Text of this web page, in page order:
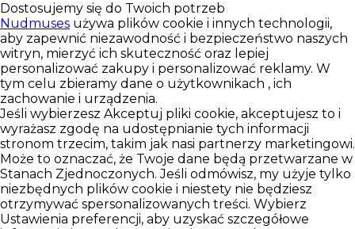
Dostosujemy się do Twoich potrzeb
Nudmuses używa plików cookie i innych technologii,
aby zapewnić niezawodność i bezpieczeństwo naszych
witryn, mierzyć ich skuteczność oraz lepiej
personalizować zakupy i personalizować reklamy. W
tym celu zbieramy dane o użytkownikach , ich
zachowanie i urządzenia.
Jeśli wybierzesz Akceptuj pliki cookie, akceptujesz to i
wyrażasz zgodę na udostępnianie tych informacji
stronom trzecim, takim jak nasi partnerzy marketingowi.
Może to oznaczać, że Twoje dane będą przetwarzane w
Stanach Zjednoczonych. Jeśli odmówisz, my użyje tylko
niezbędnych plików cookie i niestety nie będziesz
otrzymywać spersonalizowanych treści. Wybierz
Ustawienia preferencji, aby uzyskać szczegółowe